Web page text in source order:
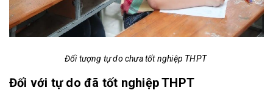
Đối tượng tự do chưa tốt nghiệp THPT
Đối với tự do đã tốt nghiệp THPT